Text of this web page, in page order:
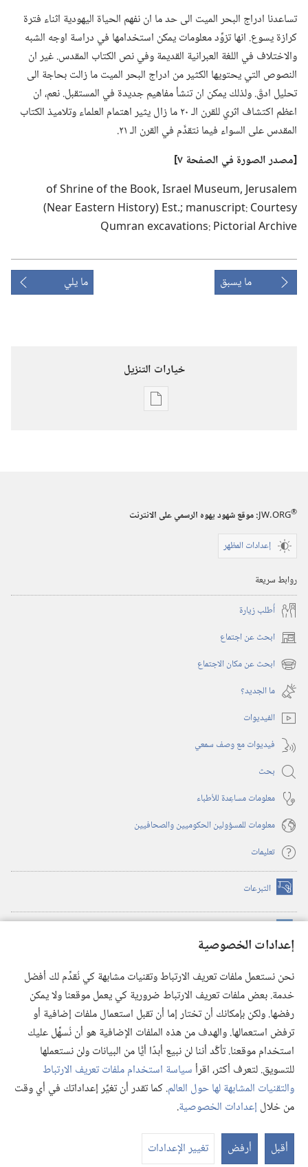
إعدادات الخصوصية
نحن نستعمل ملفات تعريف الارتباط وتقنيات مشابهة كي نُقدِّم لك أفضل
خدمة. بعض ملفات تعريف الارتباط ضرورية كي يعمل موقعنا ولا يمكن
رفضها. ولكن بإمكانك أن تختار إما أن تقبل استعمال ملفات إضافية أو
ترفض استعمالها. والهدف من هذه الملفات الإضافية هو أن نُسهِّل عليك
استخدام موقعنا. تأكَّد أننا لن نبيع أبدًا أيًّا من البيانات ولن نستعملها
للتسويق. لتعرف أكثر، اقرأسياسة استخدام ملفات تعريف الارتباط
والتقنيات المشابهة لها حول العالم. كما تقدر أن تغيِّر إعداداتك في أي وقت
من خلال إعدادات الخصوصية.
أقبل أرفض تغيير الإعدادات
تساعدنا ادراج البحر الميت الى حد ما ان نفهم الحياة اليهودية اثناء فترة
كرازة يسوع.‏ انها تزوِّد معلومات يمكن استخدامها في دراسة اوجه الشبه
والاختلاف في اللغة العبرانية القديمة وفي نص الكتاب المقدس.‏ غير ان
النصوص التي يحتويها الكثير من ادراج البحر الميت ما زالت بحاجة الى
تحليل ادقّ.‏ ولذلك يمكن ان تنشأ مفاهيم جديدة في المستقبل.‏ نعم،‏ ان
اعظم اكتشاف اثري للقرن الـ‍ ٢٠ ما زال يثير اهتمام العلماء وتلاميذ الكتاب
المقدس على السواء فيما نتقدَّم في القرن الـ‍ ٢١.‏
‏[مصدر الصورة في الصفحة ٧]‏
‏y‏s‏e‏t‏r‏u‏o‏C‏ :‏t‏p‏i‏r‏c‏s‏u‏n‏a‏m‏ ;‎.‏t‏s‏E‏ ‏(‏y‏r‏o‏t‏s‏i‏H‏ ‏n‏r‏e‏t‏s‏a‏E‏ ‏r‏a‏e‏N‏)‏
ما يسبق ما يلي
خيارات التنزيل
خيارات
الدراسية)‏
JW.ORG®
:‏ موقع شهود يهوه الرسمي على الانترنت
إعدادات المظهر
روابط سريعة
أُطلب زيارة
ابحث عن اجتماع (يفتح
نافذة ابحث عن مكان الاجتماع (يفتح
نافذة
جديدة)
ما الجديد؟‏
الفيديوات
فيديوات مع وصف سمعي
بحث
معلومات مساعِدة للأطباء
معلومات للمسؤولين الحكوميين والصحافيين
تعليمات
التبرعات (يفتح
نافذة
(يفتح
نافذة
(يفتح
نافذة
جديدة) تطبيق ®
JW Library
مكتبة برج المراقبة
© 2026 .Watch Tower Bible and Tract Society of Pennsylvania
شروط الاستخدام |